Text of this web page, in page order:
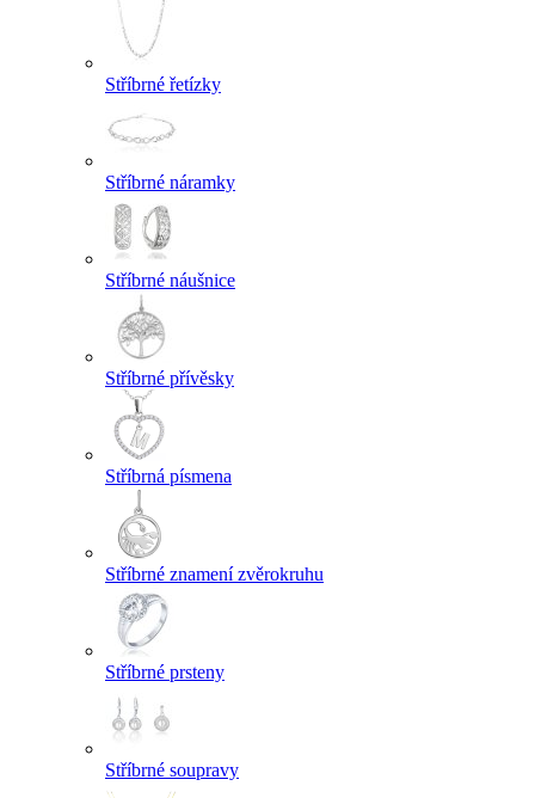
Stříbrné řetízky
Stříbrné náramky
Stříbrné náušnice
Stříbrné přívěsky
Stříbrná písmena
Stříbrné znamení zvěrokruhu
Stříbrné prsteny
Stříbrné soupravy